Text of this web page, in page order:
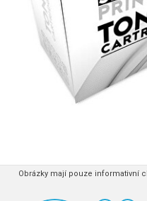
Obrázky mají pouze informativní